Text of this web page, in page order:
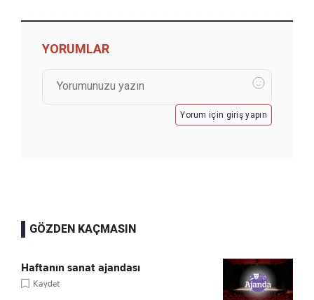
YORUMLAR
Yorum için giriş yapın
GÖZDEN KAÇMASIN
Haftanın sanat ajandası
Kaydet